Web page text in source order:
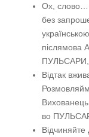
Ох, слово…
без
післямова
ПУЛЬСАРИ,
Відтак
во
Відчиняйте